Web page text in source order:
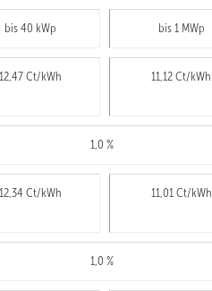
bis 40 kWp bis 1 MWp
12,47 Ct/kWh 11,12 Ct/kWh
1,0 %
12,34 Ct/kWh 11,01 Ct/kWh
1,0 %